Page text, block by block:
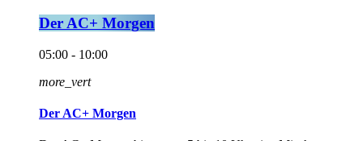
Der AC+ Morgen
05:00 - 10:00
more_vert
Der AC+ Morgen